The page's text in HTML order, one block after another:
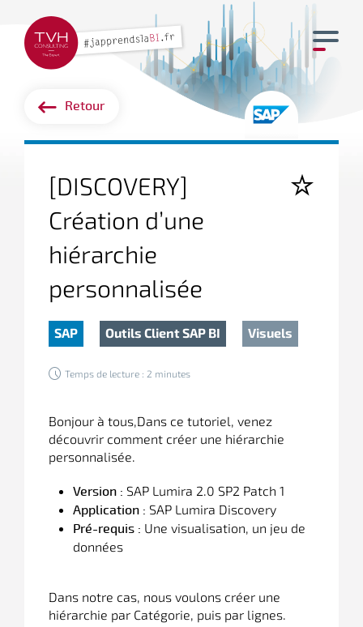
Retour
[DISCOVERY]
Création d’une
hiérarchie
personnalisée
SAP Outils Client SAP BI Visuels
Temps de lecture : 2 minutes
Bonjour à tous,Dans ce tutoriel, venez
découvrir comment créer une hiérarchie
personnalisée.
Version : SAP Lumira 2.0 SP2 Patch 1
Application : SAP Lumira Discovery
Pré-requis : Une visualisation, un jeu de
données
Dans notre cas, nous voulons créer une
hiérarchie par Catégorie, puis par lignes.